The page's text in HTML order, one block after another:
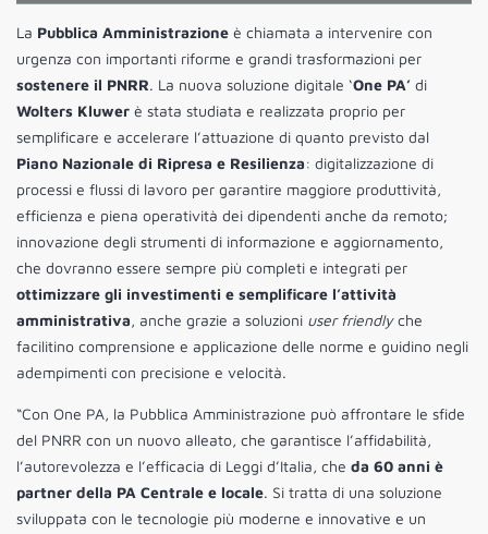
La Pubblica Amministrazione è chiamata a intervenire con
urgenza con importanti riforme e grandi trasformazioni per
sostenere il PNRR. La nuova soluzione digitale ‘One PA’ di
Wolters Kluwer è stata studiata e realizzata proprio per
semplificare e accelerare l’attuazione di quanto previsto dal
Piano Nazionale di Ripresa e Resilienza: digitalizzazione di
processi e flussi di lavoro per garantire maggiore produttività,
efficienza e piena operatività dei dipendenti anche da remoto;
innovazione degli strumenti di informazione e aggiornamento,
che dovranno essere sempre più completi e integrati per
ottimizzare gli investimenti e semplificare l’attività
amministrativa, anche grazie a soluzioni user friendlyche
facilitino comprensione e applicazione delle norme e guidino negli
adempimenti con precisione e velocità.
“Con One PA, la Pubblica Amministrazione può affrontare le sfide
del PNRR con un nuovo alleato, che garantisce l’affidabilità,
l’autorevolezza e l’efficacia di Leggi d’Italia, che da 60 anni è
partner della PA Centrale e locale. Si tratta di una soluzione
sviluppata con le tecnologie più moderne e innovative e un